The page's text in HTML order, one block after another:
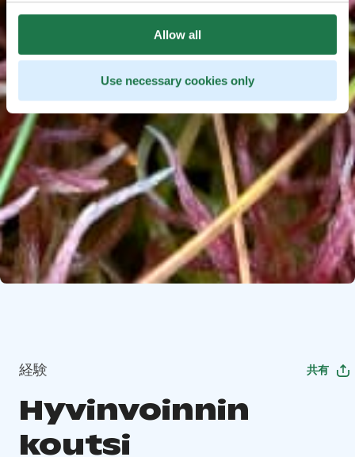
Allow all
Use necessary cookies only
経験 共有
Hyvinvoinnin
koutsi